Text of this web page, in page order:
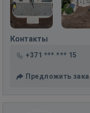
Контакты
+371 *** *** 15
Предложить